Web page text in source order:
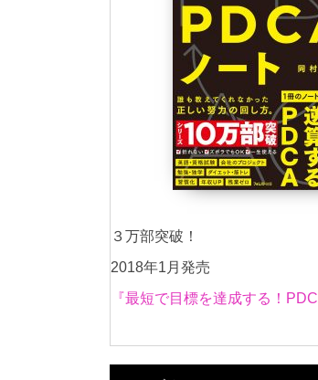
３万部突破！
2018年1月発売
『最短で目標を達成する！